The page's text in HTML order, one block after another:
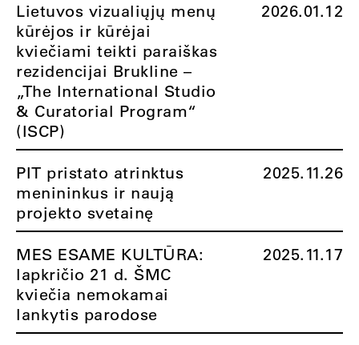
Lietuvos vizualiųjų menų
kūrėjos ir kūrėjai
kviečiami teikti paraiškas
rezidencijai Brukline –
„The International Studio
& Curatorial Program“
(ISCP)
2026.01.12
PIT pristato atrinktus
menininkus ir naują
projekto svetainę
2025.11.26
MES ESAME KULTŪRA:
lapkričio 21 d. ŠMC
kviečia nemokamai
lankytis parodose
2025.11.17